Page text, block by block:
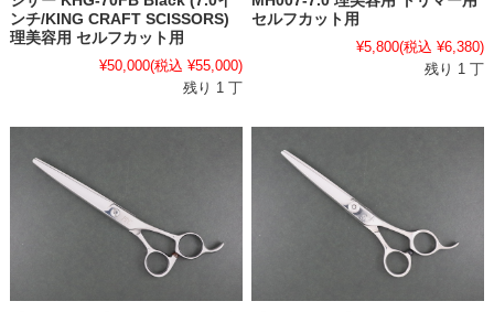
ンチ/KING CRAFT SCISSORS)
理美容用 セルフカット用
¥50,000(税込 ¥55,000)
残り 1 丁
セルフカット用
¥5,800(税込 ¥6,380)
残り 1 丁